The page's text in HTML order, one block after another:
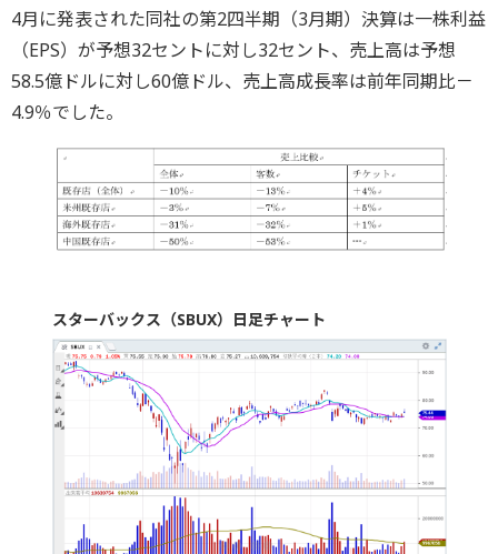
4月に発表された同社の第2四半期（3月期）決算は一株利益
（EPS）が予想32セントに対し32セント、売上高は予想
58.5億ドルに対し60億ドル、売上高成長率は前年同期比－
4.9％でした。
スターバックス（SBUX）日足チャート